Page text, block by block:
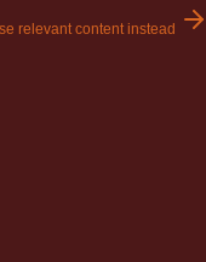
relevant content instead